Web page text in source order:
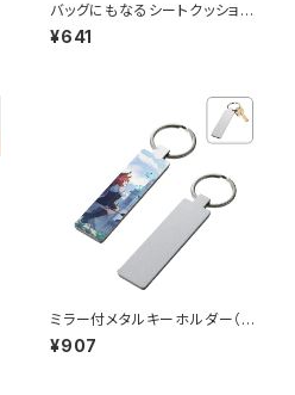
バッグにもなるシートクッショ
ン MG
¥641
ミラー付メタルキーホルダー（ス
¥907